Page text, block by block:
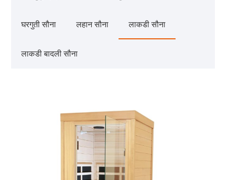
घरगुती सौना लहान सौना लाकडी सौना
लाकडी बादली सौना